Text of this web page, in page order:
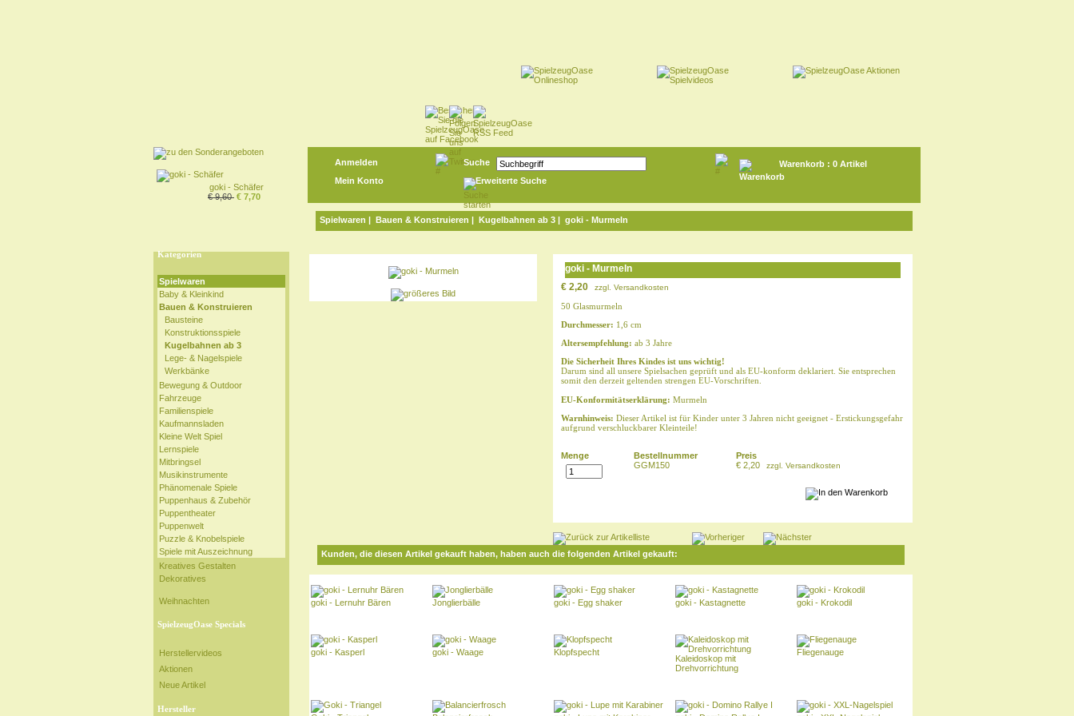
goki - Schäfer
€ 9,60 € 7,70
Anmelden
Mein Konto
Suche
Erweiterte Suche
Warenkorb : 0 Artikel
Spielwaren | Bauen & Konstruieren | Kugelbahnen ab 3 | goki - Murmeln
Kategorien
Spielwaren
Baby & Kleinkind
Bauen & Konstruieren
Bausteine
Konstruktionsspiele
Kugelbahnen ab 3
Lege- & Nagelspiele
Werkbänke
Bewegung & Outdoor
Fahrzeuge
Familienspiele
Kaufmannsladen
Kleine Welt Spiel
Lernspiele
Mitbringsel
Musikinstrumente
Phänomenale Spiele
Puppenhaus & Zubehör
Puppentheater
Puppenwelt
Puzzle & Knobelspiele
Spiele mit Auszeichnung
Kreatives Gestalten
Dekoratives
Weihnachten
SpielzeugOase Specials
Herstellervideos
Aktionen
Neue Artikel
Hersteller
goki - Murmeln
€ 2,20
zzgl. Versandkosten
50 Glasmurmeln
Durchmesser: 1,6 cm
Altersempfehlung: ab 3 Jahre
Die Sicherheit Ihres Kindes ist uns wichtig!
Darum sind all unsere Spielsachen geprüft und als EU-konform deklariert. Sie entsprechen
somit den derzeit geltenden strengen EU-Vorschriften.
EU-Konformitätserklärung: Murmeln
Warnhinweis: Dieser Artikel ist für Kinder unter 3 Jahren nicht geeignet - Erstickungsgefahr
aufgrund verschluckbarer Kleinteile!
Menge
Bestellnummer
GGM150
Preis
€ 2,20
zzgl. Versandkosten
Kunden, die diesen Artikel gekauft haben, haben auch die folgenden Artikel gekauft:
goki - Lernuhr Bären Jonglierbälle goki - Egg shaker goki - Kastagnette goki - Krokodil
goki - Kasperl goki - Waage Klopfspecht
Kaleidoskop mit
Drehvorrichtung
Fliegenauge